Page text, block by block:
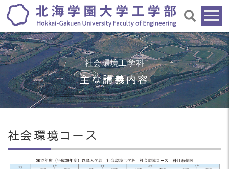
社会環境工学科
主な講義内容
社会環境コース